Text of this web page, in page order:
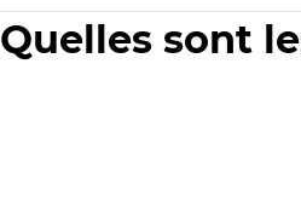
Quelles sont